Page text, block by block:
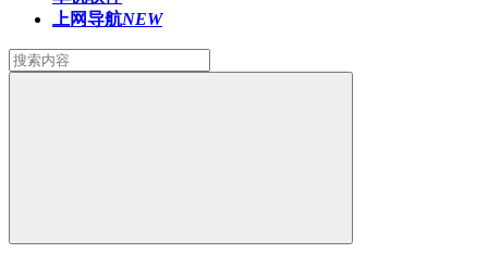
上网导航NEW